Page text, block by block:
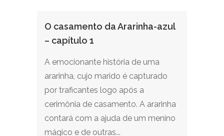
O casamento da Ararinha-azul
– capítulo 1
A emocionante história de uma
ararinha, cujo marido é capturado
por traficantes logo após a
cerimônia de casamento. A ararinha
contará com a ajuda de um menino
mágico e de outras...